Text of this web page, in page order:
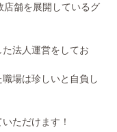
店舗を展開しているグ
法人運営をしてお
場は珍しいと自負し
ただけます！